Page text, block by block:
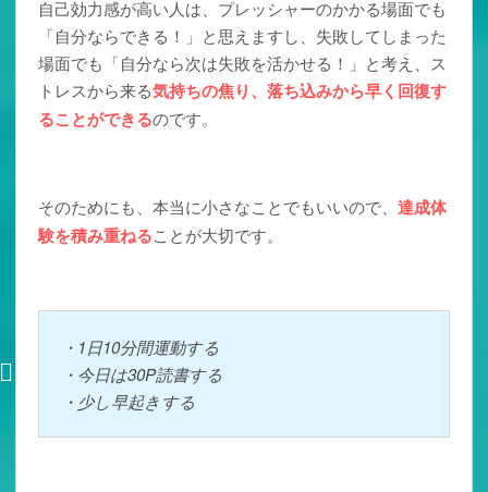
自己効力感が高い人は、プレッシャーのかかる場面でも
「自分ならできる！」と思えますし、失敗してしまった
場面でも「自分なら次は失敗を活かせる！」と考え、ス
トレスから来る気持ちの焦り、落ち込みから早く回復す
ることができるのです。
そのためにも、本当に小さなことでもいいので、 達成体
験を積み重ねることが大切です。
・1日10分間運動する
・今日は30P読書する
・少し早起きする